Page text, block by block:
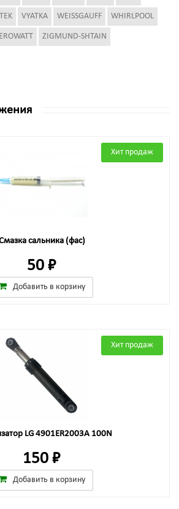
VYATKA WEISSGAUFF WHIRLPOOL
ZIGMUND-SHTAIN
Хит продаж
сальника (фас)
50 ₽
Добавить в корзину
Хит продаж
LG 4901ER2003A 100N
150 ₽
Добавить в корзину